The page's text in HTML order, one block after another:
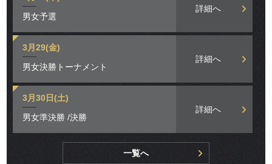
男女予選
詳細へ
3月29(金)
男女決勝トーナメント
詳細へ
3月30日(土)
男女準決勝 /決勝
詳細へ
一覧へ